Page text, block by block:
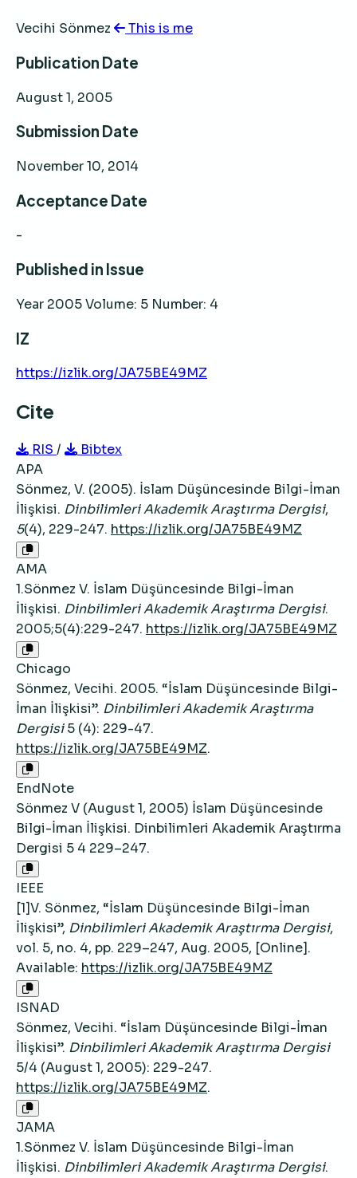
Vecihi Sönmez This is me
Publication Date
August 1, 2005
Submission Date
November 10, 2014
Acceptance Date
-
Published in Issue
Year 2005 Volume: 5 Number: 4
IZ
https://izlik.org/JA75BE49MZ
Cite
RIS /
Bibtex
APA
Sönmez, V. (2005). İslam Düşüncesinde Bilgi-İman
İlişkisi. Dinbilimleri Akademik Araştırma Dergisi,
5(4), 229-247. https://izlik.org/JA75BE49MZ
AMA
1.Sönmez V. İslam Düşüncesinde Bilgi-İman
İlişkisi. Dinbilimleri Akademik Araştırma Dergisi.
2005;5(4):229-247. https://izlik.org/JA75BE49MZ
Chicago
Sönmez, Vecihi. 2005. “İslam Düşüncesinde Bilgi-
İman İlişkisi”. Dinbilimleri Akademik Araştırma
Dergisi5 (4): 229-47.
https://izlik.org/JA75BE49MZ.
EndNote
Sönmez V (August 1, 2005) İslam Düşüncesinde
Bilgi-İman İlişkisi. Dinbilimleri Akademik Araştırma
Dergisi 5 4 229–247.
IEEE
[1]V. Sönmez, “İslam Düşüncesinde Bilgi-İman
İlişkisi”, Dinbilimleri Akademik Araştırma Dergisi,
vol. 5, no. 4, pp. 229–247, Aug. 2005, [Online].
Available: https://izlik.org/JA75BE49MZ
ISNAD
Sönmez, Vecihi. “İslam Düşüncesinde Bilgi-İman
İlişkisi”. Dinbilimleri Akademik Araştırma Dergisi
5/4 (August 1, 2005): 229-247.
https://izlik.org/JA75BE49MZ.
JAMA
1.Sönmez V. İslam Düşüncesinde Bilgi-İman
İlişkisi. Dinbilimleri Akademik Araştırma Dergisi.